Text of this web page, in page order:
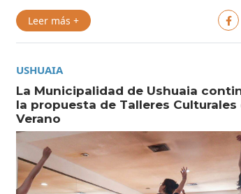
Leer más +
USHUAIA
La Municipalidad de Ushuaia
la propuesta de Talleres Culturales
Verano